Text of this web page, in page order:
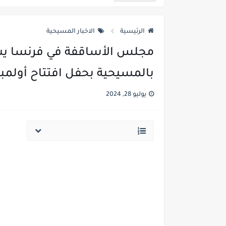
عذراء اول من تعجن وتخبز
غضب مصري ضد المخرجة فدوى
المصرية فدوى تقول مفيش دين
الرئيسية الاخبار المسيحية
مجلس الأساقفة في فرنسا
بالمسيحية بحفل افتتاح
يوليو 28, 2024